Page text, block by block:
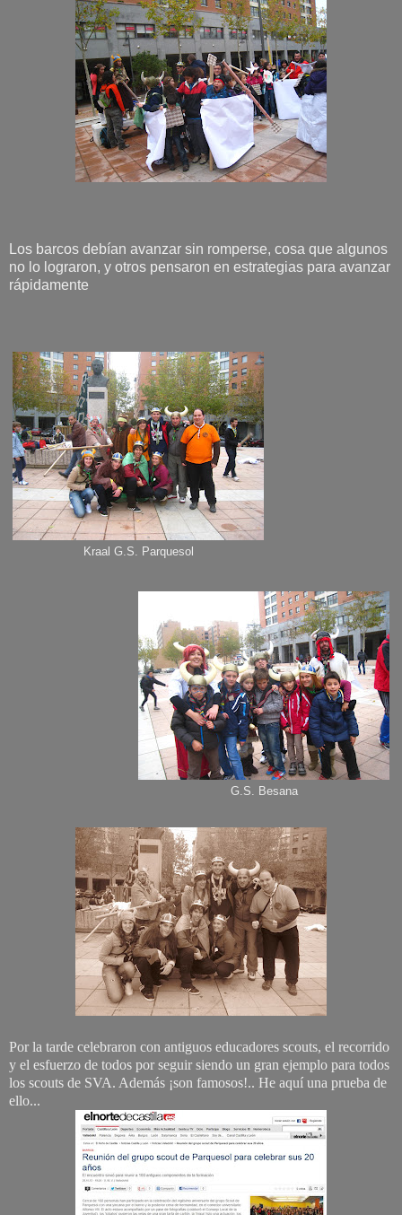
Los barcos debían avanzar sin romperse, cosa que algunos
no lo lograron, y otros pensaron en estrategias para avanzar
rápidamente
Kraal G.S. Parquesol
G.S. Besana
Por la tarde celebraron con antiguos educadores scouts, el recorrido
y el esfuerzo de todos por seguir siendo un gran ejemplo para todos
los scouts de SVA. Además ¡son famosos!.. He aquí una prueba de
ello...